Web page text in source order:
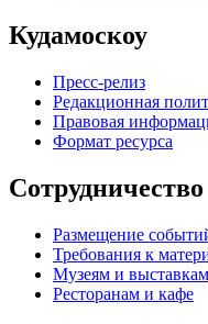
Кудамоскоу
Пресс-релиз
Редакционная
Правовая
Формат ресурса
Сотрудничество
Размещение
Требования к
Музеям и выставкам
Ресторанам и кафе